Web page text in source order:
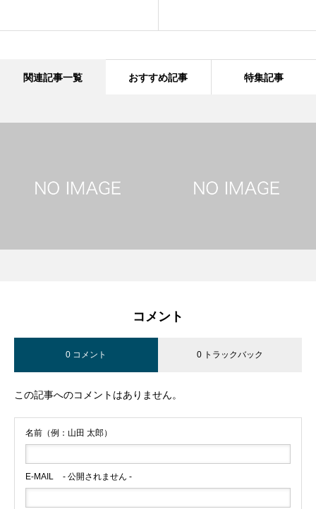
関連記事一覧 おすすめ記事 特集記事
コメント
0 コメント 0 トラックバック
この記事へのコメントはありません。
名前（例：山田 太郎）
E-MAIL - 公開されません -